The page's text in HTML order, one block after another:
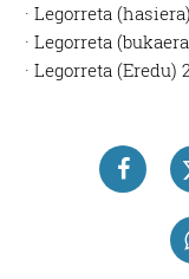
· Legorreta
· Legorreta
· Legorreta (Eredu)